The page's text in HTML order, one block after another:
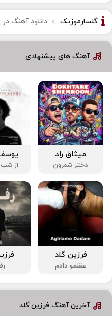
گلسارموزیک دانلود آهنگ
آهنگ های پیشنهادی
میثاق راد
دختر شمرون از
فرزین گلد
عقلمو دادم
آخرین آهنگ فرزین گلد